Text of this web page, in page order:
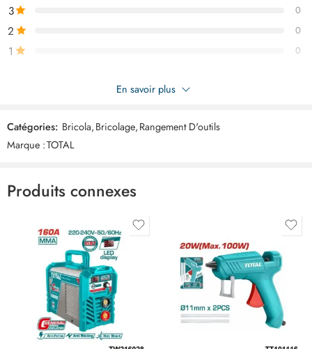
3 0
2 0
1 0
Soyez le premier à donner votre avis sur “TOTAL sac a dos 8kg
THBP0201”
Commentaires
Il n'y a pas encore de critiques.
En savoir plus
Catégories: Bricola,Bricolage,Rangement D'outils
Marque :TOTAL
Produits connexes